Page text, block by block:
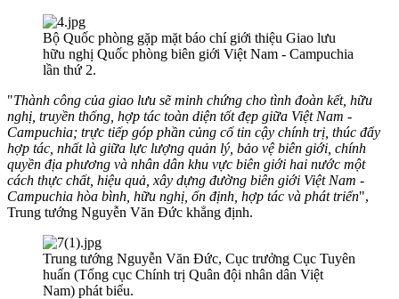
Bộ Quốc phòng gặp mặt báo chí giới thiệu Giao lưu
hữu nghị Quốc phòng biên giới Việt Nam - Campuchia
lần thứ 2.
"Thành công của giao lưu sẽ minh chứng cho tình đoàn kết, hữu
nghị, truyền thống, hợp tác toàn diện tốt đẹp giữa Việt Nam -
Campuchia; trực tiếp góp phần củng cố tin cậy chính trị, thúc đẩy
hợp tác, nhất là giữa lực lượng quản lý, bảo vệ biên giới, chính
quyền địa phương và nhân dân khu vực biên giới hai nước một
cách thực chất, hiệu quả, xây dựng đường biên giới Việt Nam -
Campuchia hòa bình, hữu nghị, ổn định, hợp tác và phát triển",
Trung tướng Nguyễn Văn Đức khẳng định.
Trung tướng Nguyễn Văn Đức, Cục trưởng Cục Tuyên
huấn (Tổng cục Chính trị Quân đội nhân dân Việt
Nam) phát biểu.